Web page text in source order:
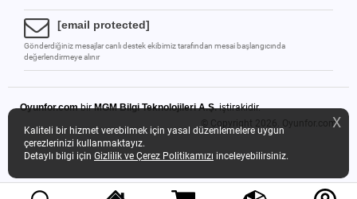
X
Kaliteli bir hizmet verebilmek için yasal düzenlemelere uygun
çerezlerinizi kullanmaktayız.
Detaylı bilgi için Gizlilik ve Çerez Politikamızı inceleyebilirsiniz.
[email protected]
Gönderdiğiniz mesajlar canlı destek ekibimiz tarafından mesai başlangıcında
değerlendirmeye alınır
Oyunfor.combirMGM Bilgi Teknolojileri A.Ş.iştirakidir.
© Copyright 2026. Oyunfor.com